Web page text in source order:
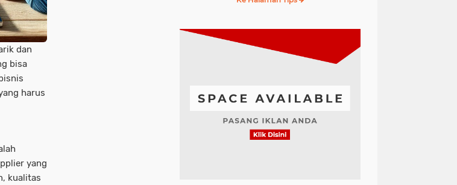
dan
bisa
harus
yang
kualitas